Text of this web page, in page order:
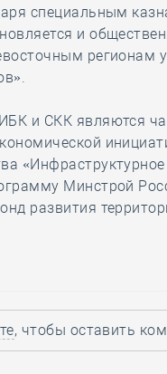
специальным
и
регионам
и СКК являются
Минстрой
развития
, чтобы оставить